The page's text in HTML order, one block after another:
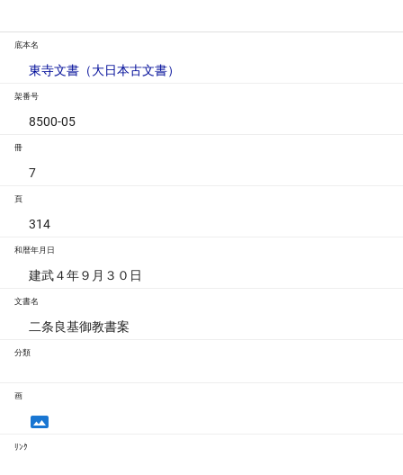
底本名
東寺文書（大日本古文書）
架番号
8500-05
冊
7
頁
314
和暦年月日
建武４年９月３０日
文書名
二条良基御教書案
分類
画
ﾘﾝｸ